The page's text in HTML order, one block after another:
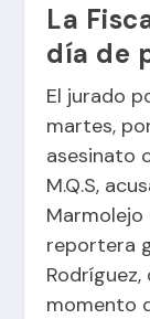
La
día de
El jurado
martes,
asesinato
M.Q.S,
Marmolejo
reportera
momento